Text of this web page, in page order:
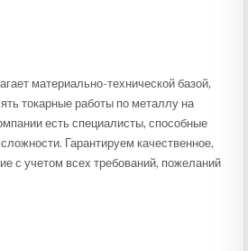
материально-технической базой,
токарные работы по металлу на
есть специалисты, способные
Гарантируем качественное,
с учетом всех требований, пожеланий